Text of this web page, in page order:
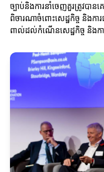
ច្បាប់និងការនាំចេញគួរត្រូវប
ពិចារណាចំពោះសេដ្ឋកិច្ច និង
ពាល់ដល់កំណើនសេដ្ឋកិច្ច និងកា